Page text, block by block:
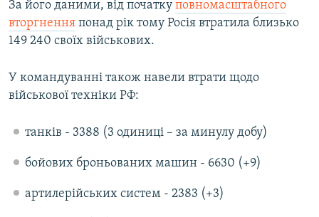
За його даними, від початку повномасштабного
вторгнення понад рік тому Росія втратила близько
149 240 своїх військових.
У командуванні також навели втрати щодо
військової техніки РФ:
танків - 3388 (3 одиниці – за минулу добу)
бойових броньованих машин - 6630 (+9)
артилерійських систем - 2383 (+3)